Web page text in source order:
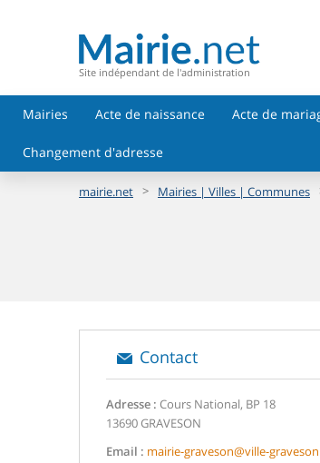
Site indépendant de l'administration
Mairies Acte de naissance Acte de
Changement d'adresse
mairie.net > Mairies | Villes | Communes
Contact
Adresse : Cours National, BP 18
13690 GRAVESON
Email : mairie-graveson@ville-